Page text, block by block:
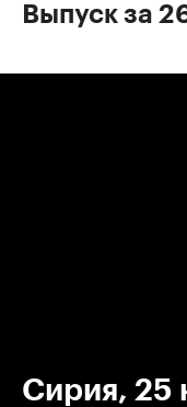
Выпуск за
Сирия, 25